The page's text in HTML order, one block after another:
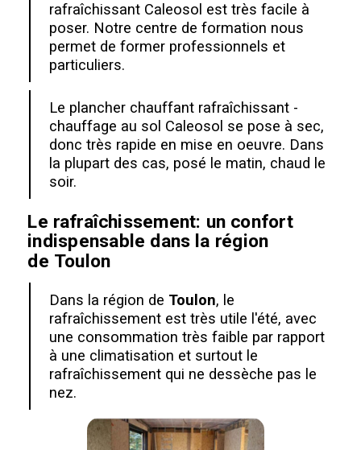
rafraîchissant Caleosol est très facile à
poser. Notre centre de formation nous
permet de former professionnels et
particuliers.
Le plancher chauffant rafraîchissant -
chauffage au sol Caleosol se pose à sec,
donc très rapide en mise en oeuvre. Dans
la plupart des cas, posé le matin, chaud le
soir.
Le rafraîchissement: un confort
indispensable dans la région
de Toulon
Dans la région de Toulon, le
rafraîchissement est très utile l'été, avec
une consommation très faible par rapport
à une climatisation et surtout le
rafraîchissement qui ne dessèche pas le
nez.